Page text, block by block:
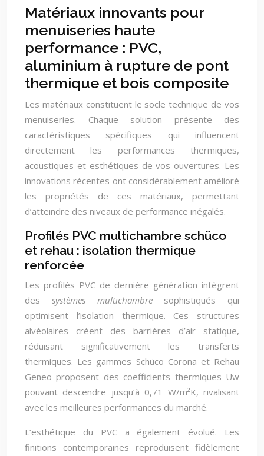
Matériaux innovants pour
menuiseries haute
performance : PVC,
aluminium à rupture de pont
thermique et bois composite
Les matériaux constituent le socle technique de vos
menuiseries. Chaque solution présente des
caractéristiques spécifiques qui influencent
directement les performances thermiques,
acoustiques et esthétiques de vos ouvertures. Les
innovations récentes ont considérablement amélioré
les propriétés de ces matériaux, permettant
d’atteindre des niveaux de performance inégalés.
Profilés PVC multichambre schüco
et rehau : isolation thermique
renforcée
Les profilés PVC de dernière génération intègrent
des systèmes multichambresophistiqués qui
optimisent l’isolation thermique. Ces structures
alvéolaires créent des barrières d’air statique,
réduisant significativement les transferts
thermiques. Les gammes Schüco Corona et Rehau
Geneo proposent des coefficients thermiques Uw
pouvant descendre jusqu’à 0,71 W/m²K, rivalisant
avec les meilleures performances du marché.
L’esthétique du PVC a également évolué. Les
finitions contemporaines reproduisent fidèlement